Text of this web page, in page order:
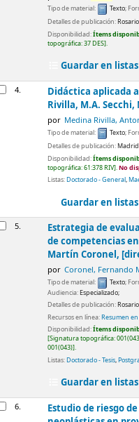
Tipo de material: Texto;
Detalles de publicación:
Disponibilidad:Ítems
topográfica:37 DES .
Guardar en listas
4. Didáctica aplicada
Rivilla, M.A.
por Medina Rivilla,
Tipo de material: Texto;
Detalles de publicación:
Disponibilidad:Ítems
topográfica:61:378 RIV .No
Listas:Doctorado - General,
Guardar en listas
5.
Estrategia de
de competencias
Martín Coronel,
por Coronel, Fernando
Tipo de material: Texto;
Audiencia:Especializado;
Detalles de publicación:
Recursos en línea:Resumen en
Disponibilidad:Ítems
Signatura topográfica:
001(043) .
Listas:Doctorado - Tesis,
Guardar en listas
6.
Estudio de riesgo